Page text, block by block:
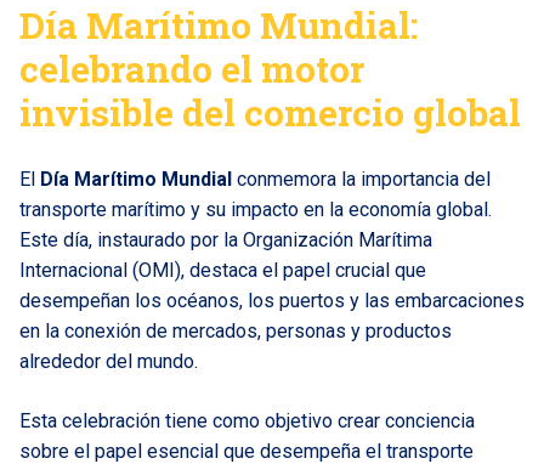
Día Marítimo Mundial:
celebrando el motor
invisible del comercio global
El Día Marítimo Mundial conmemora la importancia del
transporte marítimo y su impacto en la economía global.
Este día, instaurado por la Organización Marítima
Internacional (OMI), destaca el papel crucial que
desempeñan los océanos, los puertos y las embarcaciones
en la conexión de mercados, personas y productos
alrededor del mundo.
Esta celebración tiene como objetivo crear conciencia
sobre el papel esencial que desempeña el transporte